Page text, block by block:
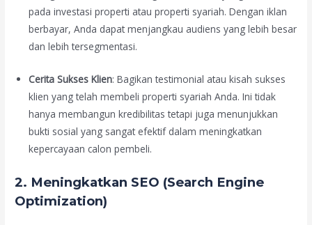
pada investasi properti atau properti syariah. Dengan iklan
berbayar, Anda dapat menjangkau audiens yang lebih besar
dan lebih tersegmentasi.
Cerita Sukses Klien: Bagikan testimonial atau kisah sukses
klien yang telah membeli properti syariah Anda. Ini tidak
hanya membangun kredibilitas tetapi juga menunjukkan
bukti sosial yang sangat efektif dalam meningkatkan
kepercayaan calon pembeli.
2. Meningkatkan SEO (Search Engine
Optimization)